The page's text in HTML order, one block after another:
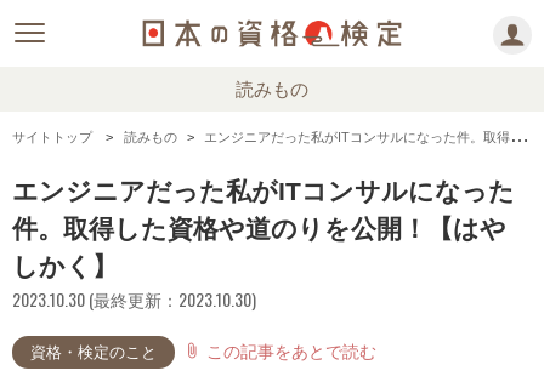
読みもの
サイトトップ 読みもの エンジニアだった私がITコンサルになった件。取得した資格や道のりを公開！【はやしかく】
エンジニアだった私がITコンサルになった
件。取得した資格や道のりを公開！【はや
しかく】
2023.10.30 (最終更新：2023.10.30)
資格・検定のこと attach_file この記事をあとで読む